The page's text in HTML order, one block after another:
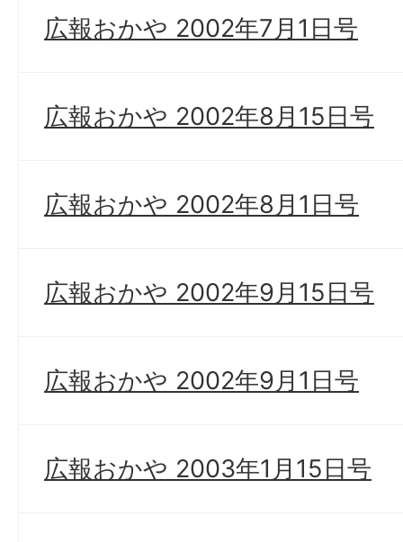
広報おかや 2002年7月1日号
広報おかや 2002年8月15日号
広報おかや 2002年8月1日号
広報おかや 2002年9月15日号
広報おかや 2002年9月1日号
広報おかや 2003年1月15日号